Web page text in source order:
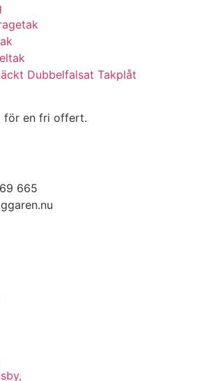
Dubbelfalsat Takplåt
för en fri offert.
665